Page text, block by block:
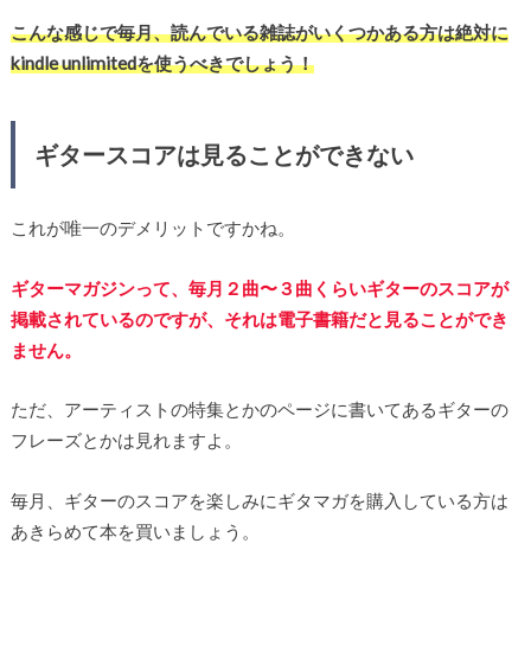
こんな感じで毎月、読んでいる雑誌がいくつかある方は絶対に
kindle unlimitedを使うべきでしょう！
ギタースコアは見ることができない
これが唯一のデメリットですかね。
ギターマガジンって、毎月２曲〜３曲くらいギターのスコアが
掲載されているのですが、それは電子書籍だと見ることができ
ません。
ただ、アーティストの特集とかのページに書いてあるギターの
フレーズとかは見れますよ。
毎月、ギターのスコアを楽しみにギタマガを購入している方は
あきらめて本を買いましょう。